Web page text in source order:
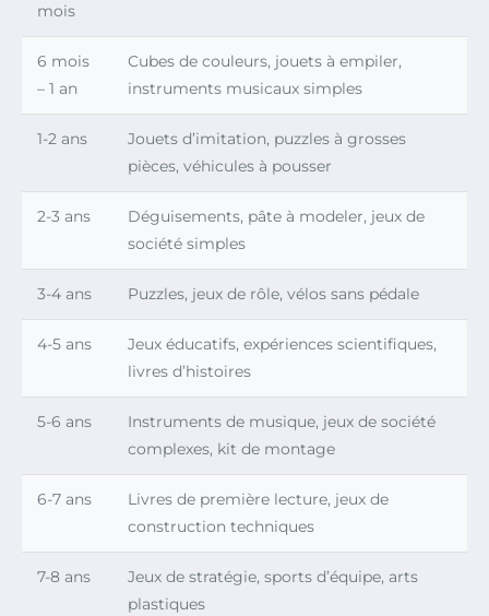
mois
6 mois
– 1 an
Cubes de couleurs, jouets à empiler,
instruments musicaux simples
1-2 ans
Jouets d’imitation, puzzles à grosses
pièces, véhicules à pousser
2-3 ans
Déguisements, pâte à modeler, jeux de
société simples
3-4 ans Puzzles, jeux de rôle, vélos sans pédale
4-5 ans
Jeux éducatifs, expériences scientifiques,
livres d’histoires
5-6 ans
Instruments de musique, jeux de société
complexes, kit de montage
6-7 ans
Livres de première lecture, jeux de
construction techniques
7-8 ans
Jeux de stratégie, sports d’équipe, arts
plastiques